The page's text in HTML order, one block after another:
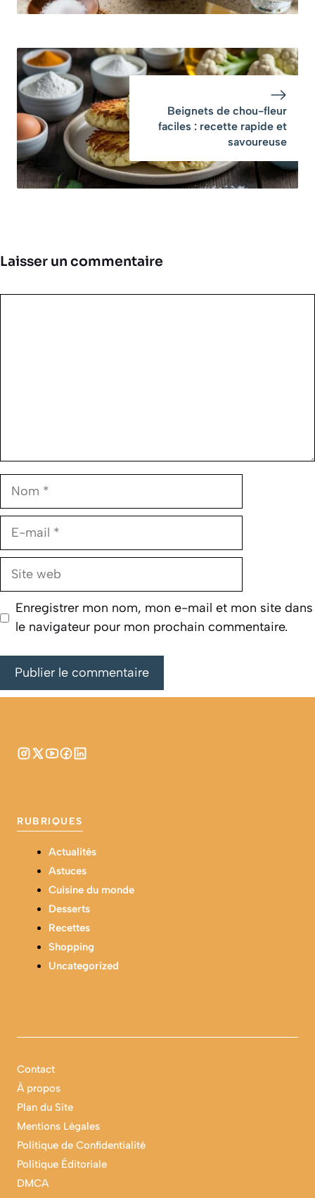
Beignets de chou-fleur
faciles : recette rapide et
savoureuse
Laisser un commentaire
Nom
E-
Site
Enregistrer mon nom, mon e-mail et mon site dans
le navigateur pour mon prochain commentaire.
RUBRIQUES
Actualités
Astuces
Cuisine du monde
Desserts
Recettes
Shopping
Uncategorized
Contact
À propos
Plan du Site
Mentions Légales
Politique de Confidentialité
Politique Éditoriale
DMCA